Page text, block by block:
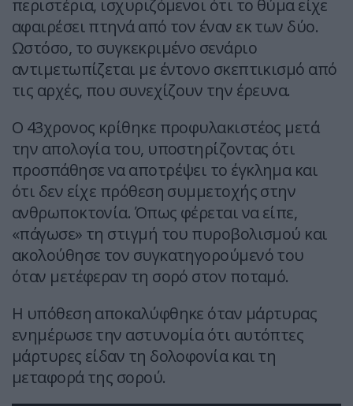
περιστέρια, ισχυριζόμενοι ότι το θύμα είχε
αφαιρέσει πτηνά από τον έναν εκ των δύο.
Ωστόσο, το συγκεκριμένο σενάριο
αντιμετωπίζεται με έντονο σκεπτικισμό από
τις αρχές, που συνεχίζουν την έρευνα.
Ο 43χρονος κρίθηκε προφυλακιστέος μετά
την απολογία του, υποστηρίζοντας ότι
προσπάθησε να αποτρέψει το έγκλημα και
ότι δεν είχε πρόθεση συμμετοχής στην
ανθρωποκτονία. Όπως φέρεται να είπε,
«πάγωσε» τη στιγμή του πυροβολισμού και
ακολούθησε τον συγκατηγορούμενό του
όταν μετέφεραν τη σορό στον ποταμό.
Η υπόθεση αποκαλύφθηκε όταν μάρτυρας
ενημέρωσε την αστυνομία ότι αυτόπτες
μάρτυρες είδαν τη δολοφονία και τη
μεταφορά της σορού.